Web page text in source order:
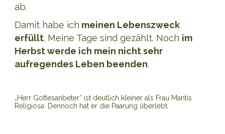
ab.
Damit habe ich meinen Lebenszweck
erfüllt. Meine Tage sind gezählt. Noch im
Herbst werde ich mein nicht sehr
aufregendes Leben beenden.
„Herr Gottesanbeter“ ist deutlich kleiner als Frau Mantis
Religiosa. Dennoch hat er die Paarung überlebt.